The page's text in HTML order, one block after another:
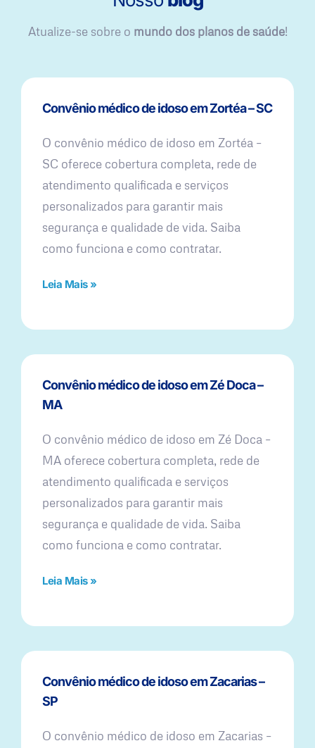
Atualize-se sobre o mundo dos planos de saúde!
Convênio médico de idoso em Zortéa – SC
O convênio médico de idoso em Zortéa –
SC oferece cobertura completa, rede de
atendimento qualificada e serviços
personalizados para garantir mais
segurança e qualidade de vida. Saiba
como funciona e como contratar.
Leia Mais »
Convênio médico de idoso em Zé Doca –
MA
O convênio médico de idoso em Zé Doca –
MA oferece cobertura completa, rede de
atendimento qualificada e serviços
personalizados para garantir mais
segurança e qualidade de vida. Saiba
como funciona e como contratar.
Leia Mais »
Convênio médico de idoso em Zacarias –
SP
O convênio médico de idoso em Zacarias –